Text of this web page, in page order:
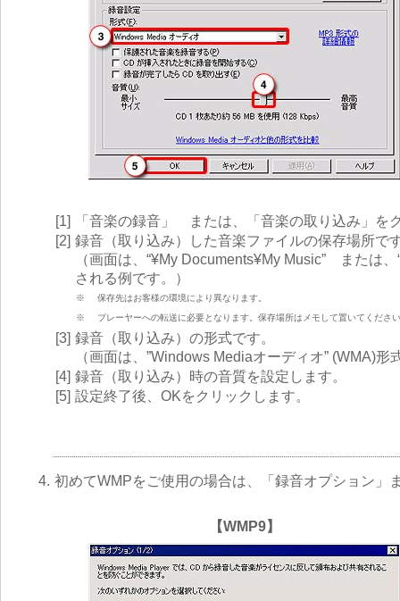
[1]
「音楽の録音」 または、「音楽の取り込み」を
[2] 録音（取り込み）した音楽ファイルの保存場所で
（画面は、“¥My Documents¥My Music” または
される例です。）
※
保存先はお客様の環境により異なります。
※
プレーヤーへの転送に必要となります。保存場所はメモして置いてくださ
[3] 録音（取り込み）の形式です。
（画面は、”Windows Mediaオーディオ” (WMA)
[4] 録音（取り込み）時の音質を設定します。
[5] 設定終了後、OKをクリックします。
4. 初めてWMPをご使用の場合は、「録音オプション」
【WMP9】